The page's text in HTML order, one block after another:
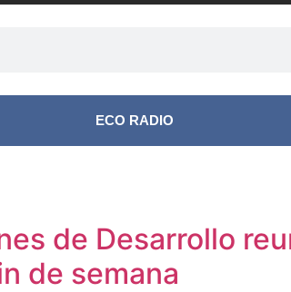
ECO RADIO
de Desarrollo
de semana